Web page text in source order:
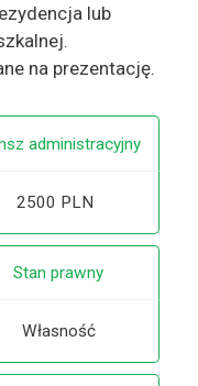
lub
na prezentację.
administracyjny
2500 PLN
Stan prawny
Własność